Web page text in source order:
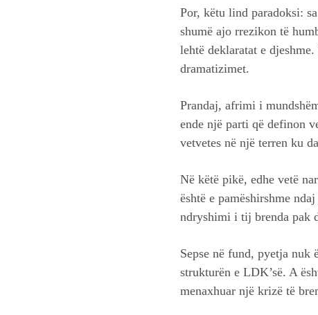
Por, këtu lind paradoksi:
shumë ajo rrezikon të
lehtë deklaratat e
dramatizimet.
Prandaj, afrimi i
ende një parti që definon
vetvetes në një terren ku
Në këtë pikë, edhe vetë
është e pamëshirshme
ndryshimi i tij brenda pak
Sepse në fund, pyetja nuk
strukturën e LDK’së. A
menaxhuar një krizë të